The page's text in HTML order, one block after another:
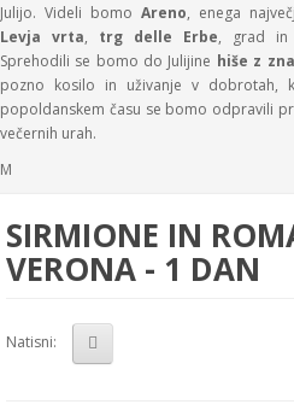
Julijo. Videli bomo Areno, enega
Levja vrta, trg delle Erbe, grad in
Sprehodili se bomo do Julijine hiše z
pozno kosilo in uživanje v dobrotah,
popoldanskem času se bomo odpravili
večernih urah.
M
SIRMIONE IN
VERONA - 1 DAN
Natisni: